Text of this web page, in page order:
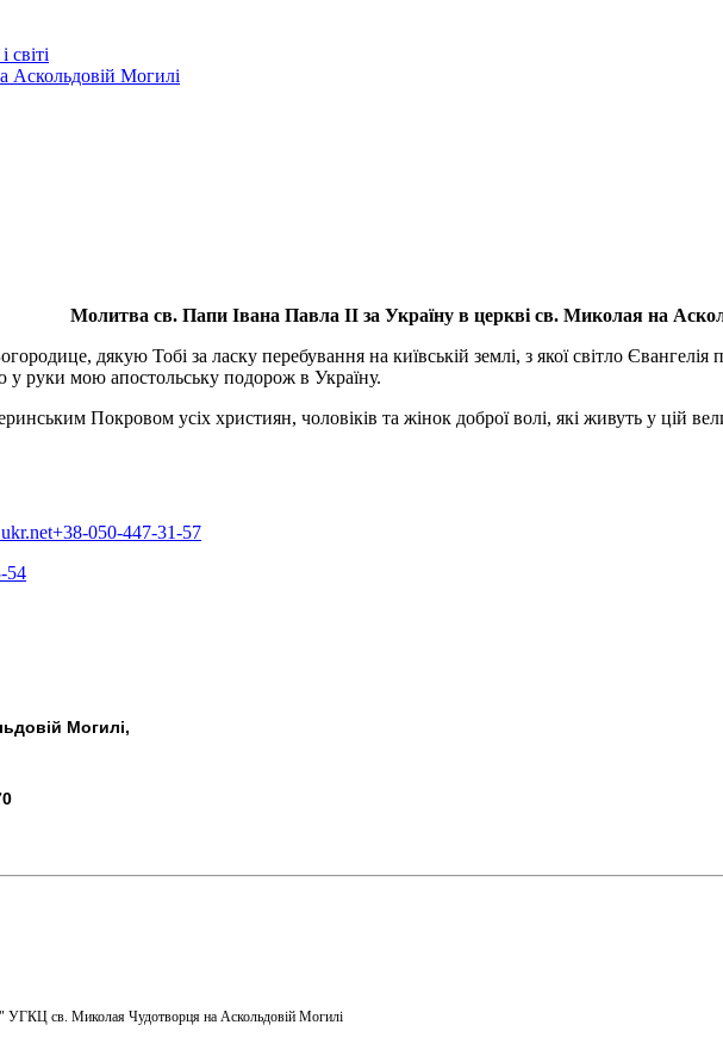
світі
Аскольдовій Могилі
Молитва св. Папи Івана Павла ІІ за Україну в церкві св. Миколая на
дякую Тобі за ласку перебування на київській землі, з якої світло
руки мою апостольську подорож в Україну.
Покровом усіх християн, чоловіків та жінок доброї волі, які живуть у цій
+38-050-447-31-57
54
Могилі,
УГКЦ св. Миколая Чудотворця на Аскольдовій Могилі